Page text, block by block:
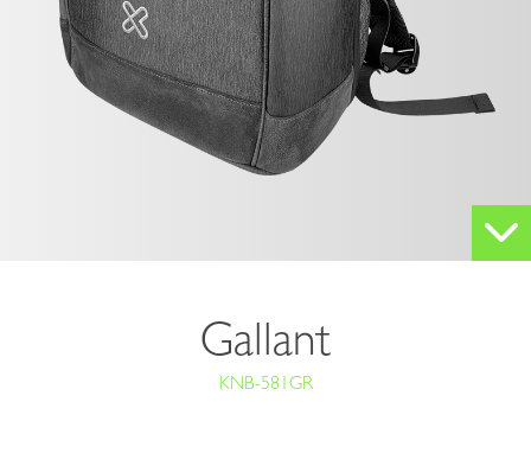
Gallant
KNB-581GR